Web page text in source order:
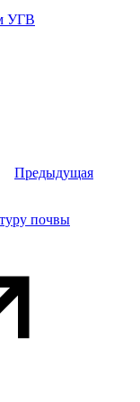
УГВ
Предыдущая
почвы